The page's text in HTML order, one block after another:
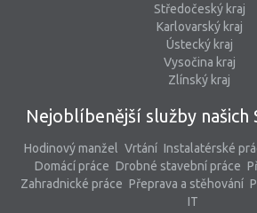
Středočeský kraj
Karlovarský kraj
Ústecký kraj
Vysočina kraj
Zlínský kraj
Nejoblíbenější služby našich
Hodinový manžel Vrtání Instalatérské
Domácí práce Drobné stavební práce
Zahradnické práce Přeprava a stěhování
IT